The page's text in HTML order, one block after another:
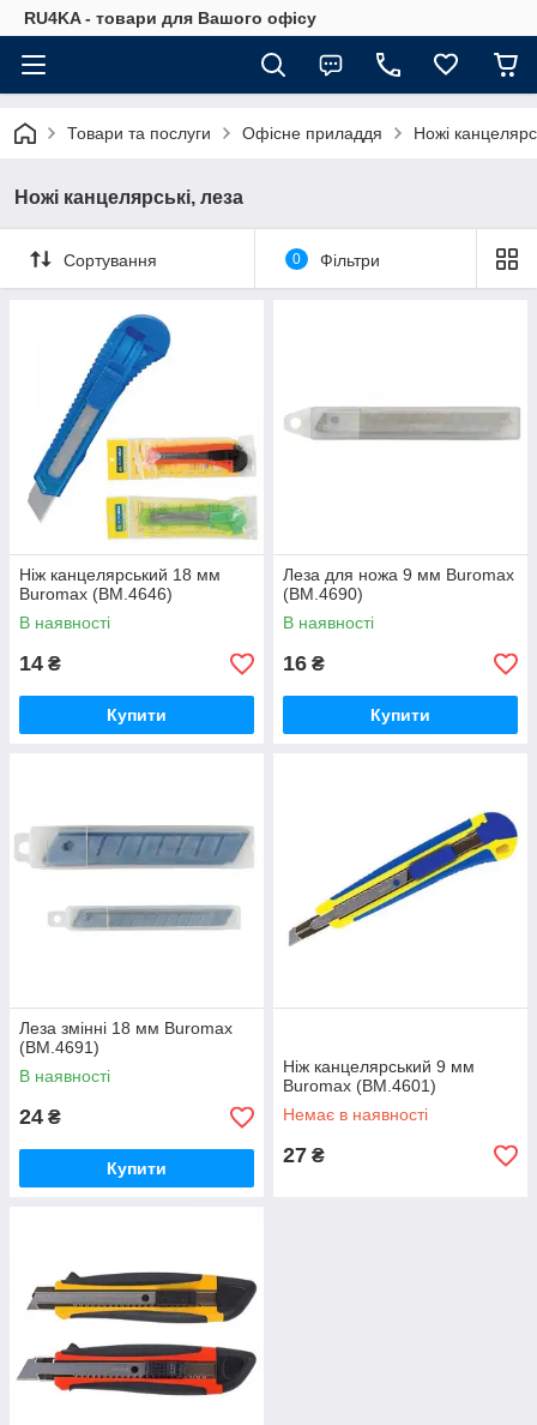
RU4KA - товари для Вашого офісу
Товари та послуги Офісне приладдя Ножі
Ножі канцелярські, леза
Сортування 0 Фільтри
Ніж канцелярський 18 мм
Buromax (BM.4646)
В наявності
14 ₴
Купити
Леза для ножа 9 мм Buromax
(ВМ.4690)
В наявності
16 ₴
Купити
Леза змінні 18 мм Buromax
(ВМ.4691)
В наявності
24 ₴
Купити
Ніж канцелярський 9 мм
Buromax (BM.4601)
Немає в наявності
27 ₴